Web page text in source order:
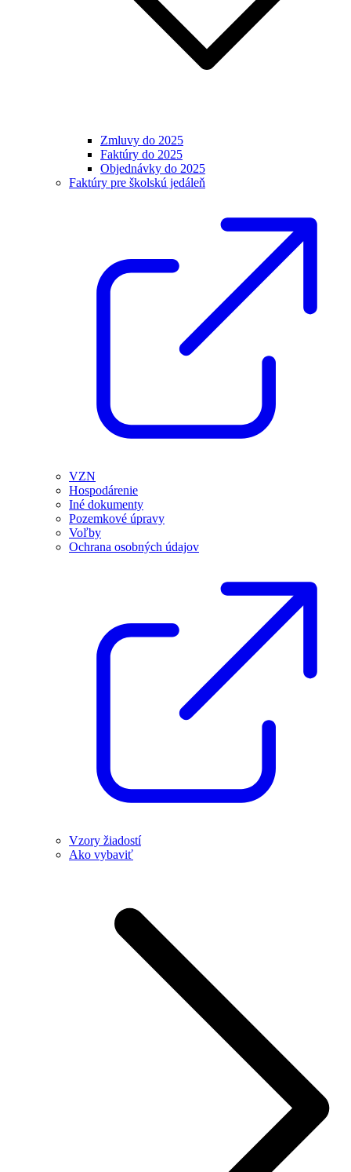
Zmluvy do 2025
Faktúry do 2025
Objednávky do 2025
Faktúry pre školskú jedáleň
VZN
Hospodárenie
Iné dokumenty
Pozemkové úpravy
Voľby
Ochrana osobných údajov
Vzory žiadostí
Ako vybaviť